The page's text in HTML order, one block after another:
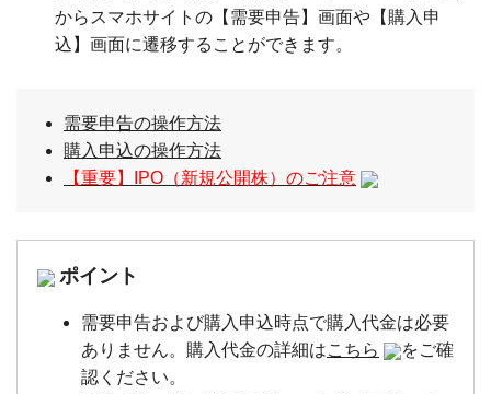
からスマホサイトの【需要申告】画面や【購入申
込】画面に遷移することができます。
需要申告の操作方法
購入申込の操作方法
【重要】IPO（新規公開株）のご注意
ポイント
需要申告および購入申込時点で購入代金は必要
ありません。購入代金の詳細はこちら
をご確
認ください。